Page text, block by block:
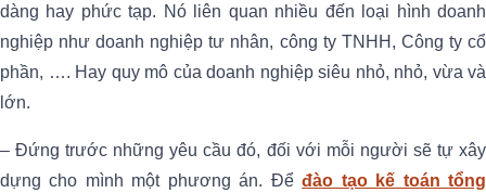
dàng hay phức tạp. Nó liên quan nhiều đến loại hình doanh
nghiệp như doanh nghiệp tư nhân, công ty TNHH, Công ty cổ
phần, …. Hay quy mô của doanh nghiệp siêu nhỏ, nhỏ, vừa và
lớn.
– Đứng trước những yêu cầu đó, đối với mỗi người sẽ tự xây
dựng cho mình một phương án. Đểđào tạo kế toán tổng